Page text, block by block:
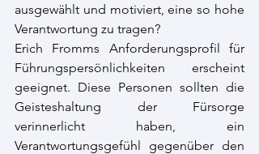
ausgewählt und motiviert, eine so hohe
Verantwortung zu tragen?
Erich Fromms Anforderungsprofil für
Führungspersönlichkeiten erscheint
geeignet. Diese Personen sollten die
Geisteshaltung der Fürsorge
verinnerlicht haben, ein
Verantwortungsgefühl gegenüber den